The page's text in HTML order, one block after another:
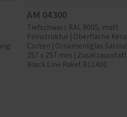
AM 04300
Tiefschwarz RAL 9005, matt
Feinstruktur | Oberfläche
Corten | Ornamentglas
257 x 257 mm |
Black Line Paket BL1400